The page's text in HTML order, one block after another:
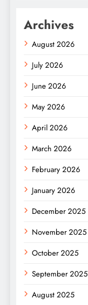
Archives
August 2026
July 2026
June 2026
May 2026
April 2026
March 2026
February 2026
January 2026
December 2025
November 2025
October 2025
September 2025
August 2025